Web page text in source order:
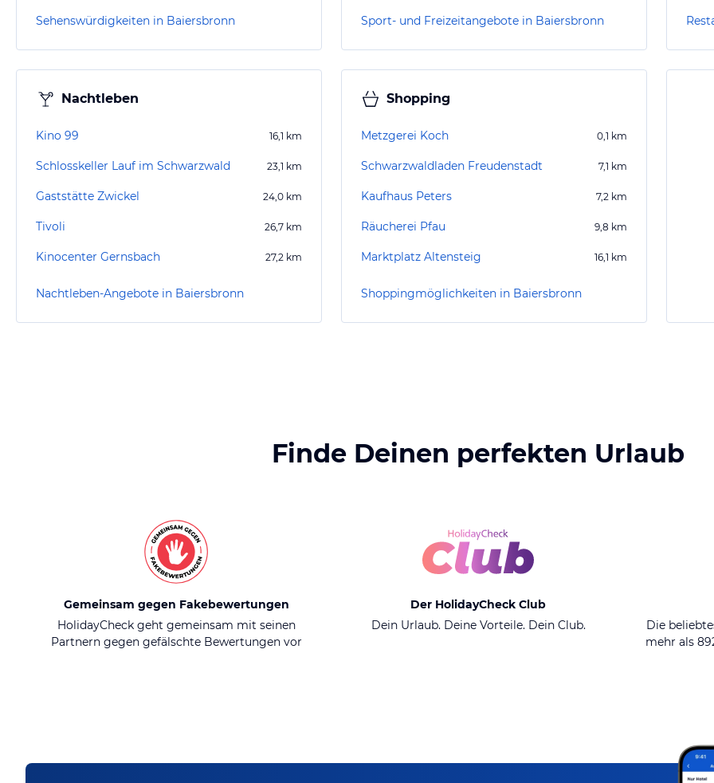
Sehenswürdigkeiten in Baiersbronn Sport- und Freizeitangebote in Baiersbronn
Nachtleben
Kino 99 16,1 km
Schlosskeller Lauf im Schwarzwald 23,1 km
Gaststätte Zwickel 24,0 km
Tivoli 26,7 km
Kinocenter Gernsbach 27,2 km
Nachtleben-Angebote in Baiersbronn
Shopping
Metzgerei Koch 0,1 km
Schwarzwaldladen Freudenstadt 7,1 km
Kaufhaus Peters 7,2 km
Räucherei Pfau 9,8 km
Marktplatz Altensteig 16,1 km
Shoppingmöglichkeiten in Baiersbronn
Finde Deinen perfekten Urlaub
Gemeinsam gegen Fakebewertungen
HolidayCheck geht gemeinsam mit seinen
Partnern gegen gefälschte Bewertungen vor
Der HolidayCheck Club
Dein Urlaub. Deine Vorteile. Dein Club.
Die
mehr als